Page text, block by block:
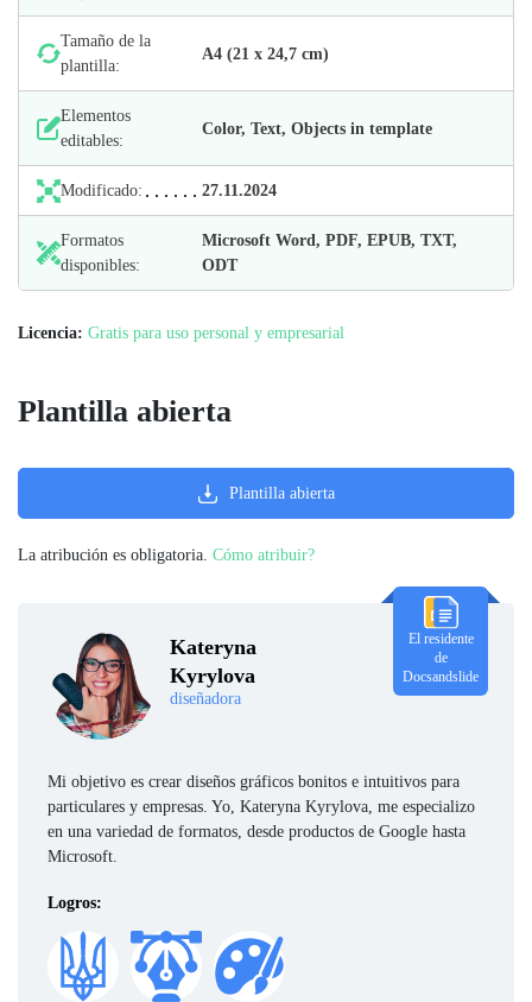
Tamaño de la
plantilla:
А4 (21 х 24,7 cm)
Elementos
editables:
Color, Text, Objects in template
Modificado: 27.11.2024
Formatos
disponibles:
Microsoft Word, PDF, EPUB, TXT,
ODT
Licencia: Gratis para uso personal y empresarial
Kateryna
Kyrylova
diseñadora
El residente
de
Docsandslide
Mi objetivo es crear diseños gráficos bonitos e intuitivos para
particulares y empresas. Yo, Kateryna Kyrylova, me especializo
en una variedad de formatos, desde productos de Google hasta
Microsoft.
Logros:
Plantilla abierta
Plantilla abierta
La atribución es obligatoria. Cómo atribuir?